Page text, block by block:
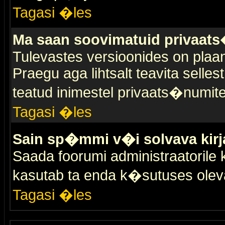
Tagasi �les
Ma saan soovimatuid
Tulevastes versioonides on
Praegu aga lihtsalt teavita
teatud inimestel
Tagasi �les
Sain sp�mmi v�i solvava
Saada foorumi
kasutab ta enda k�sutuses
Tagasi �les